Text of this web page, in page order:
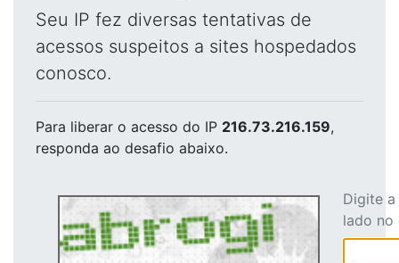
Seu IP fez diversas tentativas de
acessos suspeitos a sites hospedados
conosco.
Para liberar o acesso do IP 216.73.216.159,
responda ao desafio abaixo.
Digite
lado no